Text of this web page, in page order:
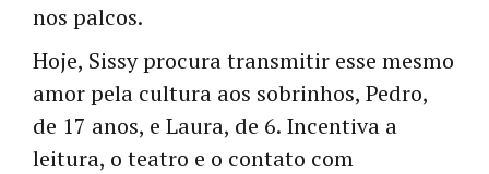
nos palcos.
Hoje, Sissy procura transmitir esse mesmo
amor pela cultura aos sobrinhos, Pedro,
de 17 anos, e Laura, de 6. Incentiva a
leitura, o teatro e o contato com